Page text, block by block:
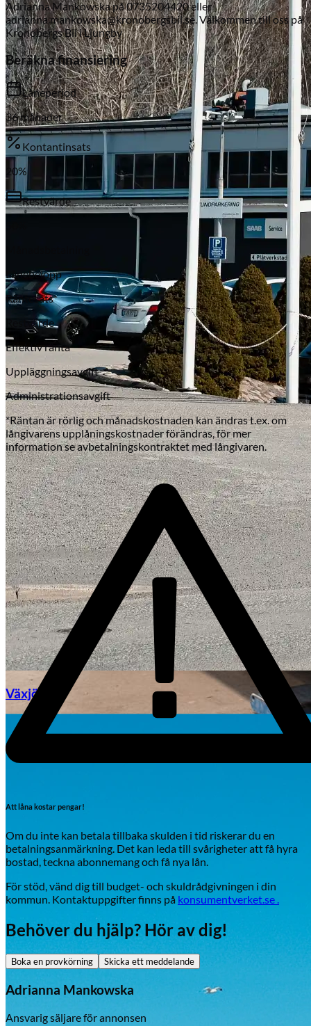
Subaru
Mazda
Fordonstyp
Visa alla fordon
Byte av vindruta
Växjö
Adrianna Mankowska på 0735204420 eller
adrianna.mankowska@kronobergsbil.se. Välkommen till oss på
Kronobergs Bil i Ljungby
Beräkna finansiering
Låneperiod
36månader
Kontantinsats
20%
Restvärde
Lånebelopp
Räntesats*
Restvärde
Effektiv ränta
Uppläggningsavgift
Administrationsavgift
*Räntan är rörlig och månadskostnaden kan ändras t.ex. om
långivarens upplåningskostnader förändras, för mer
information se avbetalningskontraktet med långivaren.
Att låna kostar pengar!
Om du inte kan betala tillbaka skulden i tid riskerar du en
betalningsanmärkning. Det kan leda till svårigheter att få hyra
bostad, teckna abonnemang och få nya lån.
För stöd, vänd dig till budget- och skuldrådgivningen i din
kommun. Kontaktuppgifter finns på konsumentverket.se .
Behöver du hjälp? Hör av dig!
Boka en provkörning Skicka ett meddelande
Adrianna Mankowska
Ansvarig säljare för annonsen